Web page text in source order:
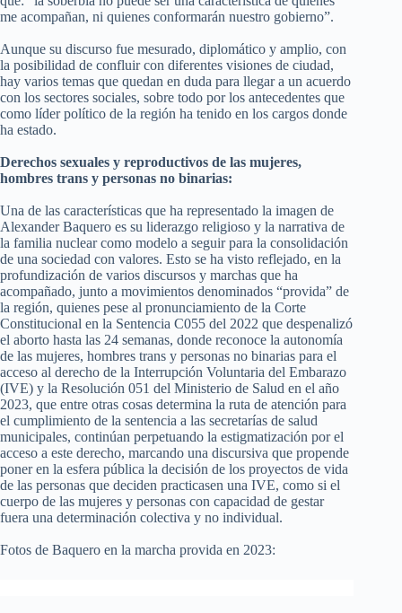
me acompañan, ni quienes conformarán nuestro gobierno”.
Aunque su discurso fue mesurado, diplomático y amplio, con
la posibilidad de confluir con diferentes visiones de ciudad,
hay varios temas que quedan en duda para llegar a un acuerdo
con los sectores sociales, sobre todo por los antecedentes que
como líder político de la región ha tenido en los cargos donde
ha estado.
Derechos sexuales y reproductivos de las mujeres,
hombres trans y personas no binarias:
Una de las características que ha representado la imagen de
Alexander Baquero es su liderazgo religioso y la narrativa de
la familia nuclear como modelo a seguir para la consolidación
de una sociedad con valores. Esto se ha visto reflejado, en la
profundización de varios discursos y marchas que ha
acompañado, junto a movimientos denominados “provida” de
la región, quienes pese al pronunciamiento de la Corte
Constitucional en la Sentencia C055 del 2022 que despenalizó
el aborto hasta las 24 semanas, donde reconoce la autonomía
de las mujeres, hombres trans y personas no binarias para el
acceso al derecho de la Interrupción Voluntaria del Embarazo
(IVE) y la Resolución 051 del Ministerio de Salud en el año
2023, que entre otras cosas determina la ruta de atención para
el cumplimiento de la sentencia a las secretarías de salud
municipales, continúan perpetuando la estigmatización por el
acceso a este derecho, marcando una discursiva que propende
poner en la esfera pública la decisión de los proyectos de vida
de las personas que deciden practicasen una IVE, como si el
cuerpo de las mujeres y personas con capacidad de gestar
fuera una determinación colectiva y no individual.
Fotos de Baquero en la marcha provida en 2023: